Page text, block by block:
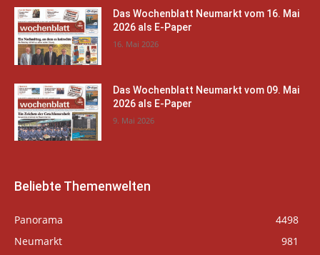
Das Wochenblatt Neumarkt vom 16. Mai
2026 als E-Paper
16. Mai 2026
Das Wochenblatt Neumarkt vom 09. Mai
2026 als E-Paper
9. Mai 2026
Beliebte Themenwelten
Panorama
4498
Neumarkt
981